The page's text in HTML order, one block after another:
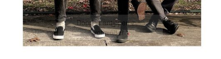
Doppelt antippen zum
vergrößern